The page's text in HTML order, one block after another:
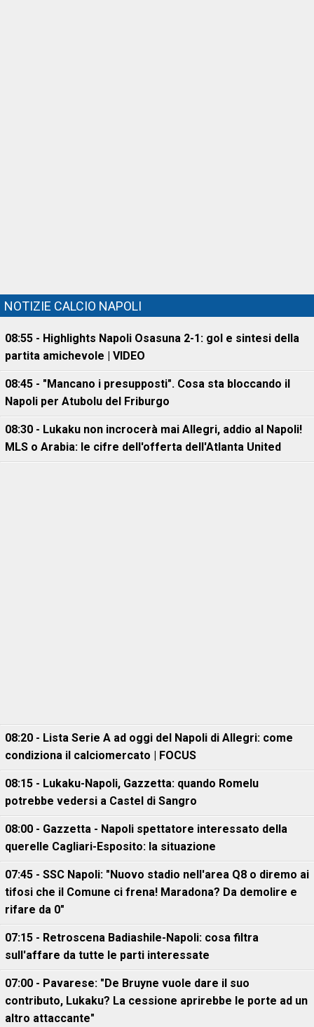
NOTIZIE CALCIO NAPOLI
08:55 - Highlights Napoli Osasuna 2-1: gol e sintesi della
partita amichevole | VIDEO
08:45 - "Mancano i presupposti". Cosa sta bloccando il
Napoli per Atubolu del Friburgo
08:30 - Lukaku non incrocerà mai Allegri, addio al Napoli!
MLS o Arabia: le cifre dell'offerta dell'Atlanta United
08:20 - Lista Serie A ad oggi del Napoli di Allegri: come
condiziona il calciomercato | FOCUS
08:15 - Lukaku-Napoli, Gazzetta: quando Romelu
potrebbe vedersi a Castel di Sangro
08:00 - Gazzetta - Napoli spettatore interessato della
querelle Cagliari-Esposito: la situazione
07:45 - SSC Napoli: "Nuovo stadio nell'area Q8 o diremo ai
tifosi che il Comune ci frena! Maradona? Da demolire e
rifare da 0"
07:15 - Retroscena Badiashile-Napoli: cosa filtra
sull'affare da tutte le parti interessate
07:00 - Pavarese: "De Bruyne vuole dare il suo
contributo, Lukaku? La cessione aprirebbe le porte ad un
altro attaccante"